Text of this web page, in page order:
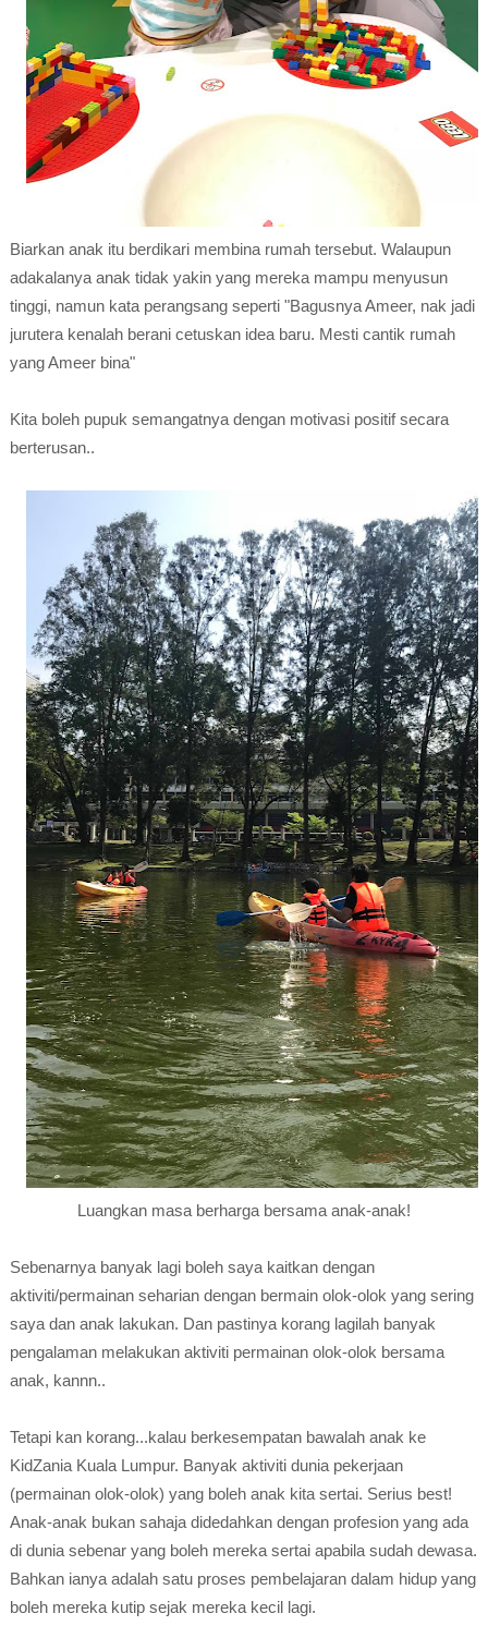
Biarkan anak itu berdikari membina rumah tersebut. Walaupun
adakalanya anak tidak yakin yang mereka mampu menyusun
tinggi, namun kata perangsang seperti "Bagusnya Ameer, nak jadi
jurutera kenalah berani cetuskan idea baru. Mesti cantik rumah
yang Ameer bina"
Kita boleh pupuk semangatnya dengan motivasi positif secara
berterusan..
Luangkan masa berharga bersama anak-anak!
Sebenarnya banyak lagi boleh saya kaitkan dengan
aktiviti/permainan seharian dengan bermain olok-olok yang sering
saya dan anak lakukan. Dan pastinya korang lagilah banyak
pengalaman melakukan aktiviti permainan olok-olok bersama
anak, kannn..
Tetapi kan korang...kalau berkesempatan bawalah anak ke
KidZania Kuala Lumpur. Banyak aktiviti dunia pekerjaan
(permainan olok-olok) yang boleh anak kita sertai. Serius best!
Anak-anak bukan sahaja didedahkan dengan profesion yang ada
di dunia sebenar yang boleh mereka sertai apabila sudah dewasa.
Bahkan ianya adalah satu proses pembelajaran dalam hidup yang
boleh mereka kutip sejak mereka kecil lagi.